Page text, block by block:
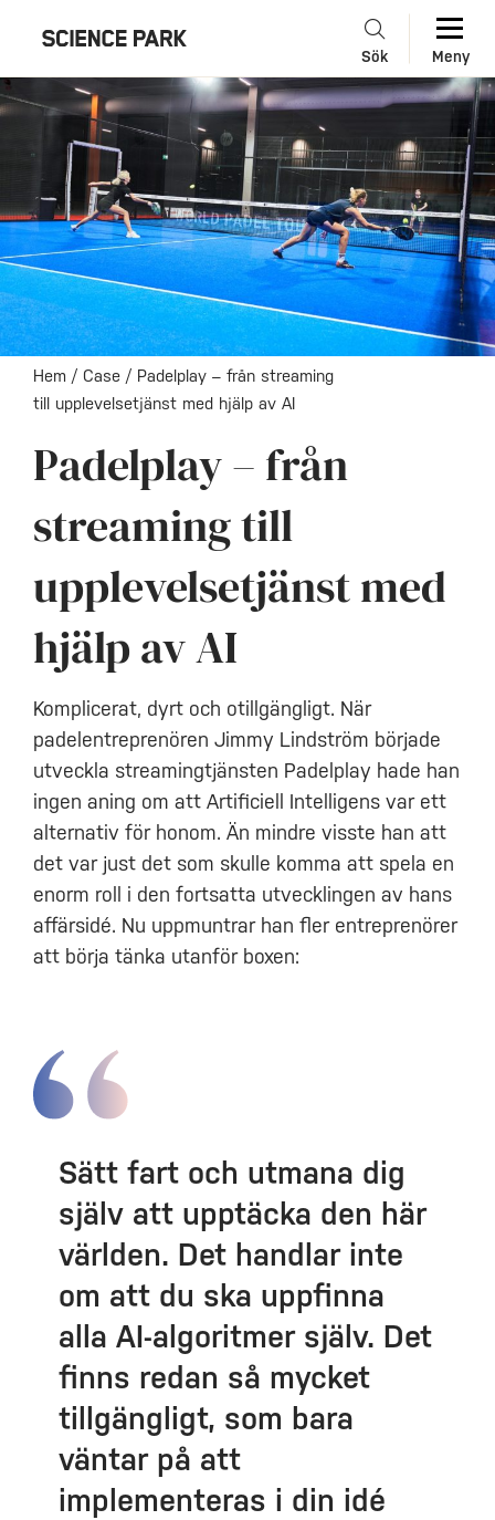
Sök Meny
Hem / Case / Padelplay – från streaming
till upplevelsetjänst med hjälp av AI
Padelplay – från
streaming till
upplevelsetjänst med
hjälp av AI
Komplicerat, dyrt och otillgängligt. När
padelentreprenören Jimmy Lindström började
utveckla streamingtjänsten Padelplay hade han
ingen aning om att Artificiell Intelligens var ett
alternativ för honom. Än mindre visste han att
det var just det som skulle komma att spela en
enorm roll i den fortsatta utvecklingen av hans
affärsidé. Nu uppmuntrar han fler entreprenörer
att börja tänka utanför boxen:
Sätt fart och utmana dig
själv att upptäcka den här
världen. Det handlar inte
om att du ska uppfinna
alla AI-algoritmer själv. Det
finns redan så mycket
tillgängligt, som bara
väntar på att
implementeras i din idé